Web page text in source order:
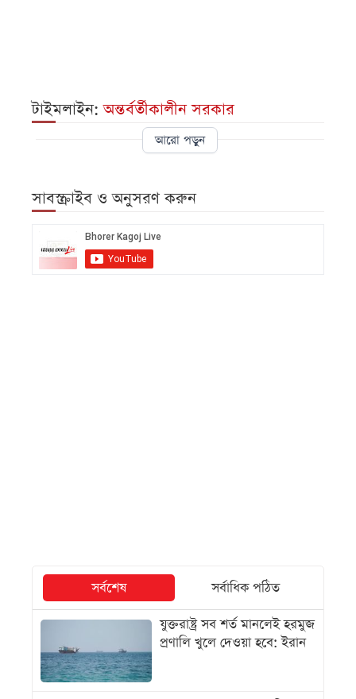
টাইমলাইন:অন্তর্বর্তীকালীন সরকার
আরো পড়ুন
সাবস্ক্রাইব ও অনুসরণ করুন
সর্বশেষ
সর্বাধিক পঠিত
যুক্তরাষ্ট্র সব শর্ত মানলেই হরমুজ
প্রণালি খুলে দেওয়া হবে: ইরান